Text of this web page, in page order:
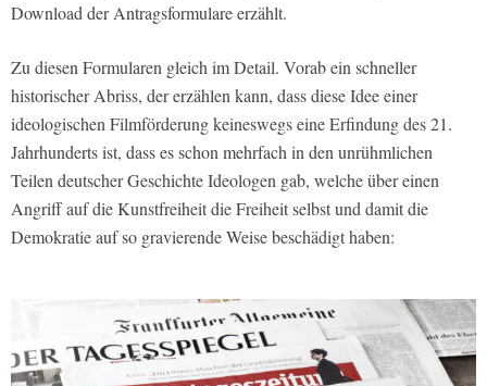
Download der Antragsformulare erzählt.
Zu diesen Formularen gleich im Detail. Vorab ein schneller
historischer Abriss, der erzählen kann, dass diese Idee einer
ideologischen Filmförderung keineswegs eine Erfindung des 21.
Jahrhunderts ist, dass es schon mehrfach in den unrühmlichen
Teilen deutscher Geschichte Ideologen gab, welche über einen
Angriff auf die Kunstfreiheit die Freiheit selbst und damit die
Demokratie auf so gravierende Weise beschädigt haben: